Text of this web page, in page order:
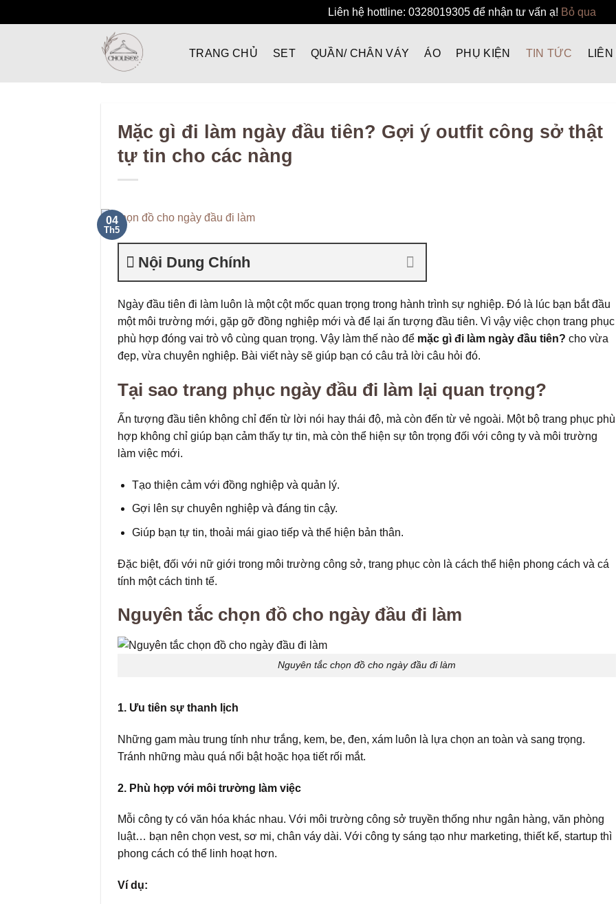
Liên hệ hottline: 0328019305 để nhận tư vấn ạ! Bỏ qua
TRANG CHỦ SET QUẦN/ CHÂN VÁY ÁO PHỤ KIỆN TIN TỨC LIÊN
Mặc gì đi làm ngày đầu tiên? Gợi ý outfit công sở thật
tự tin cho các nàng
04
Th5
Nội Dung Chính
Ngày đầu tiên đi làm luôn là một cột mốc quan trọng trong hành trình sự nghiệp. Đó là lúc bạn bắt đầu
một môi trường mới, gặp gỡ đồng nghiệp mới và để lại ấn tượng đầu tiên. Vì vậy việc chọn trang phục
phù hợp đóng vai trò vô cùng quan trọng. Vậy làm thế nào để mặc gì đi làm ngày đầu tiên? cho vừa
đẹp, vừa chuyên nghiệp. Bài viết này sẽ giúp bạn có câu trả lời câu hỏi đó.
Tại sao trang phục ngày đầu đi làm lại quan trọng?
Ấn tượng đầu tiên không chỉ đến từ lời nói hay thái độ, mà còn đến từ vẻ ngoài. Một bộ trang phục phù
hợp không chỉ giúp bạn cảm thấy tự tin, mà còn thể hiện sự tôn trọng đối với công ty và môi trường
làm việc mới.
Tạo thiện cảm với đồng nghiệp và quản lý.
Gợi lên sự chuyên nghiệp và đáng tin cậy.
Giúp bạn tự tin, thoải mái giao tiếp và thể hiện bản thân.
Đặc biệt, đối với nữ giới trong môi trường công sở, trang phục còn là cách thể hiện phong cách và cá
tính một cách tinh tế.
Nguyên tắc chọn đồ cho ngày đầu đi làm
Nguyên tắc chọn đồ cho ngày đầu đi làm
1. Ưu tiên sự thanh lịch
Những gam màu trung tính như trắng, kem, be, đen, xám luôn là lựa chọn an toàn và sang trọng.
Tránh những màu quá nổi bật hoặc họa tiết rối mắt.
2. Phù hợp với môi trường làm việc
Mỗi công ty có văn hóa khác nhau. Với môi trường công sở truyền thống như ngân hàng, văn phòng
luật… bạn nên chọn vest, sơ mi, chân váy dài. Với công ty sáng tạo như marketing, thiết kế, startup thì
phong cách có thể linh hoạt hơn.
Ví dụ: